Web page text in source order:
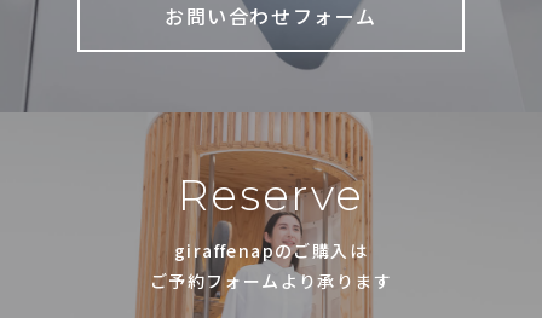
お問い合わせフォーム
Reserve
giraffenapのご購入は
ご予約フォームより承ります